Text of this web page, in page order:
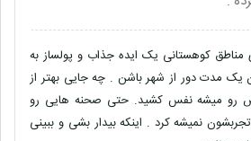
مناطق کوهستانی یک ایده جذاب و پولساز به
یک مدت دور از شهر باشن . چه جایی بهتر از
رو میشه نفس کشید. حتی صحنه هایی رو
نمیشه کرد . اینکه بیدار بشی و ببینی